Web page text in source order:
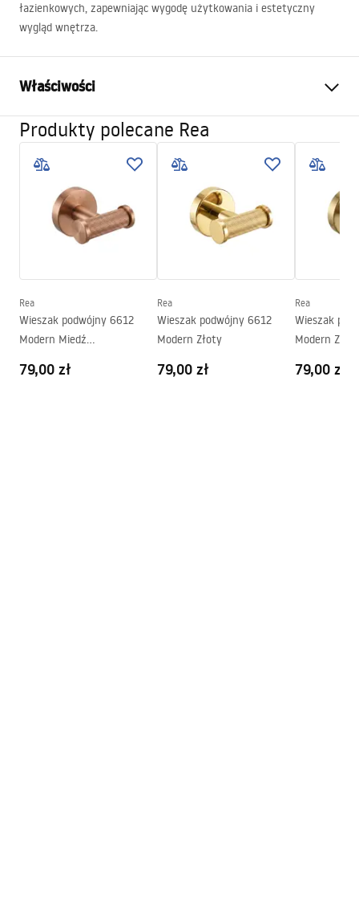
łazienkowych, zapewniając wygodę użytkowania i estetyczny
wygląd wnętrza.
Właściwości
Kolor:
Miedź szczotkowana
Szerokość (mm):
265mm
Wysokość (mm):
50mm
Seria:
Modern
Gwarancja
Produkty polecane Rea
Rea
Wieszak podwójny 6612
Modern Miedź
79,00 zł
Rea
Wieszak podwójny 6612
Modern Złoty
79,00 zł
Rea
Wieszak
Modern
79,00 zł